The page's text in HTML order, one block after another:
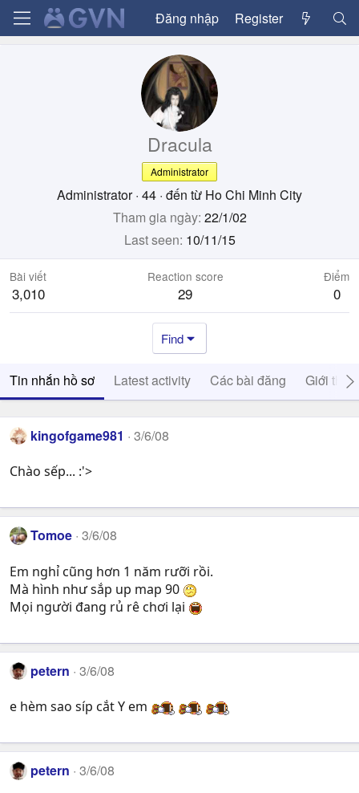
Đăng nhập Register
Dracula
Administrator
Administrator · 44 · đến từ Ho Chi Minh City
Tham gia ngày 22/1/02
Last seen 10/11/15
Bài viết
3,010
Reaction score
29
Điểm
0
Find
Tin nhắn hồ sơ Latest activity Các bài đăng Giới thiệu
kingofgame981 3/6/08
Chào sếp... :'>
Tomoe 3/6/08
Em nghỉ cũng hơn 1 năm rưỡi rồi.
Mà hình như sắp up map 90
Mọi người đang rủ rê chơi lại
petern 3/6/08
e hèm sao síp cắt Y em
petern 3/6/08